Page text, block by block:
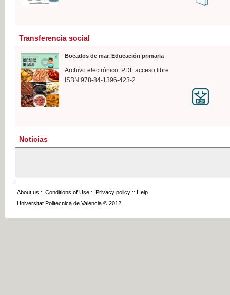
Transferencia social
Bocados de mar. Educación primaria
Archivo electrónico. PDF acceso libre
ISBN:978-84-1396-423-2
Noticias
About us :: Conditions of Use :: Privacy policy :: Help
Universitat Politècnica de València © 2012